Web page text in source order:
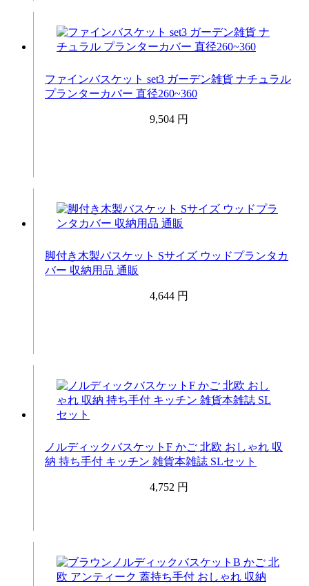
ファインバスケット set3 ガーデン雑貨 ナチュラル
プランターカバー 直径260~360
9,504 円
脚付き木製バスケット Sサイズ ウッドプランタカ
バー 収納用品 通販
4,644 円
ノルディックバスケットF かご 北欧 おしゃれ 収
納 持ち手付 キッチン 雑貨本雑誌 SLセット
4,752 円